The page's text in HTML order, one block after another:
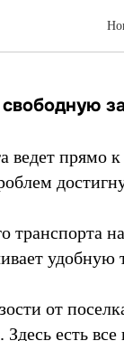
в
прямо к
удобную
от
есть